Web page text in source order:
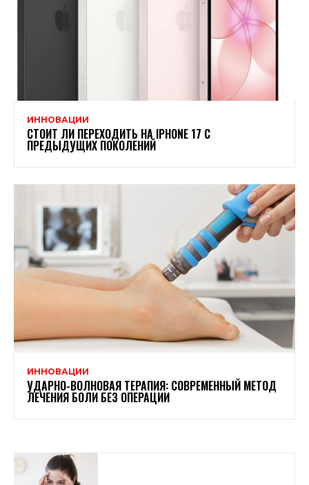
ИННОВАЦИИ
СТОИТ ЛИ ПЕРЕХОДИТЬ НА IPHONE 17 С
ПРЕДЫДУЩИХ ПОКОЛЕНИЙ
ИННОВАЦИИ
УДАРНО-ВОЛНОВАЯ ТЕРАПИЯ: СОВРЕМЕННЫЙ МЕТОД
ЛЕЧЕНИЯ БОЛИ БЕЗ ОПЕРАЦИИ